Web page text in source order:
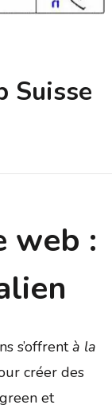
Suisse
web :
s’offrentà la
créer des
et